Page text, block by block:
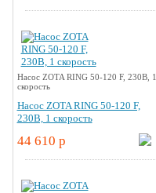
Насос ZOTA RING 50-120 F, 230В, 1
скорость
Насос ZOTA RING 50-120 F,
230В, 1 скорость
44 610 p